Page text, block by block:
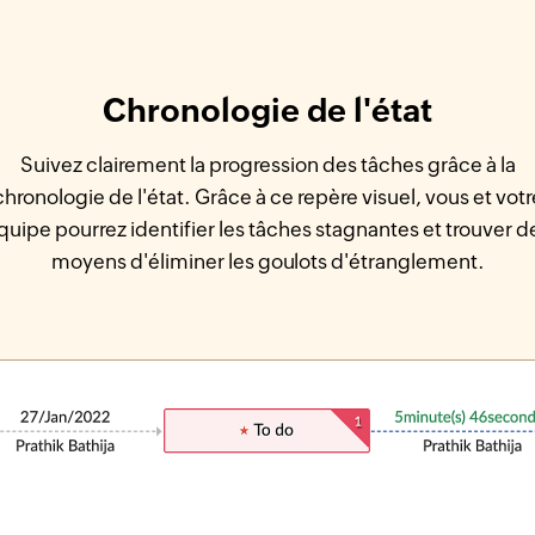
Chronologie de l'état
Suivez clairement la progression des tâches grâce à la
de l'état. Grâce à ce repère visuel, vous et
pourrez identifier les tâches stagnantes et trouver
moyens d'éliminer les goulots d'étranglement.